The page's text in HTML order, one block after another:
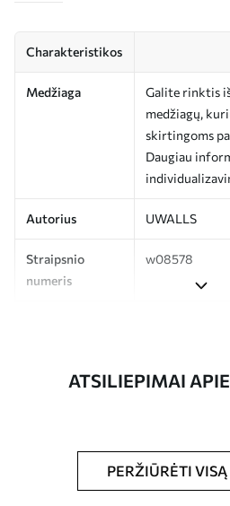
Charakteristikos
Medžiaga
Galite rinktis
medžiagų,
skirtingoms
Daugiau
Autorius UWALLS
Straipsnio
numeris
w08578
Tapetus
kempine.
ATSILIEPIMAI
PERŽIŪRĖTI VISĄ